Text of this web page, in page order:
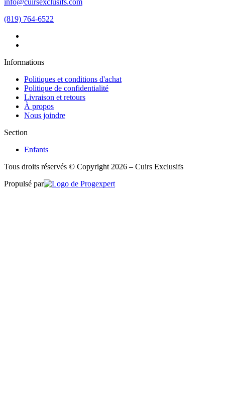
(819) 764-6522
Informations
Politiques et conditions d'achat
Politique de confidentialité
Livraison et retours
À propos
Nous joindre
Section
Enfants
Tous droits réservés © Copyright 2026 – Cuirs Exclusifs
Propulsé par